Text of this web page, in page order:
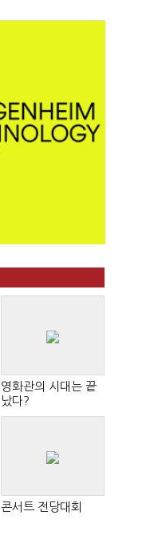
영화관의 시대는 끝
났다?
콘서트 전당대회